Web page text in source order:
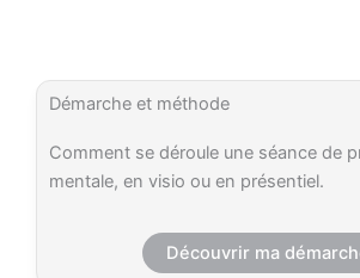
Démarche et méthode
Comment se déroule une séance de
mentale, en visio ou en présentiel.
Découvrir ma